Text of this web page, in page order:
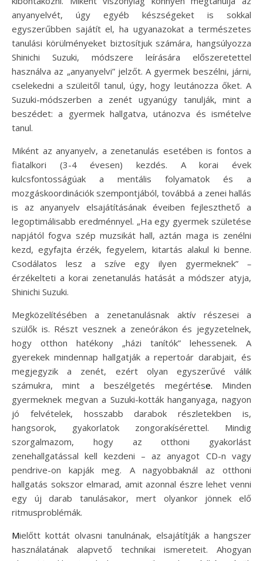
anyanyelvét, úgy egyéb készségeket is sokkal
egyszerűbben sajátít el, ha ugyanazokat a természetes
tanulási körülményeket biztosítjuk számára, hangsúlyozza
Shinichi Suzuki, módszere leírására előszeretettel
használva az „anyanyelvi” jelzőt. A gyermek beszélni, járni,
cselekedni a szüleitől tanul, úgy, hogy leutánozza őket. A
Suzuki-módszerben a zenét ugyanúgy tanulják, mint a
beszédet: a gyermek hallgatva, utánozva és ismételve
tanul.
Miként az anyanyelv, a zenetanulás esetében is fontos a
fiatalkori (3-4 évesen) kezdés. A korai évek
kulcsfontosságúak a mentális folyamatok és a
mozgáskoordinációk szempontjából, továbbá a zenei hallás
is az anyanyelv elsajátításának éveiben fejleszthető a
legoptimálisabb eredménnyel. „Ha egy gyermek születése
napjától fogva szép muzsikát hall, aztán maga is zenélni
kezd, egyfajta érzék, fegyelem, kitartás alakul ki benne.
Csodálatos lesz a szíve egy ilyen gyermeknek” –
érzékelteti a korai zenetanulás hatását a módszer atyja,
Shinichi Suzuki.
Megközelítésében a zenetanulásnak aktív részesei a
szülők is. Részt vesznek a zeneórákon és jegyzetelnek,
hogy otthon hatékony „házi tanítók” lehessenek. A
gyerekek mindennap hallgatják a repertoár darabjait, és
megjegyzik a zenét, ezért olyan egyszerűvé válik
számukra, mint a beszélgetés megértése. Minden
gyermeknek megvan a Suzuki-kották hanganyaga, nagyon
jó felvételek, hosszabb darabok részletekben is,
hangsorok, gyakorlatok zongorakísérettel. Mindig
szorgalmazom, hogy az otthoni gyakorlást
zenehallgatással kell kezdeni – az anyagot CD-n vagy
pendrive-on kapják meg. A nagyobbaknál az otthoni
hallgatás sokszor elmarad, amit azonnal észre lehet venni
egy új darab tanulásakor, mert olyankor jönnek elő
ritmusproblémák.
Mielőtt kottát olvasni tanulnának, elsajátítják a hangszer
használatának alapvető technikai ismereteit. Ahogyan